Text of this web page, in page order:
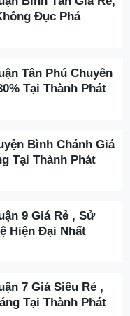
Đục Phá
Tân Phú Chuyên
Tại Thành Phát
Bình Chánh Giá
Tại Thành Phát
9 Giá Rẻ , Sử
Hiện Đại Nhất
7 Giá Siêu Rẻ ,
Tại Thành Phát